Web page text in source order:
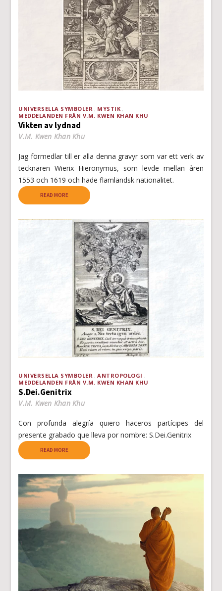
UNIVERSELLA SYMBOLER
MYSTIK
MEDDELANDEN FRÅN V.M. KWEN KHAN KHU
Vikten av lydnad
V.M. Kwen Khan Khu
Jag förmedlar till er alla denna gravyr som var ett verk av
tecknaren Wierix Hieronymus, som levde mellan åren
1553 och 1619 och hade flamländsk nationalitet.
READ MORE
UNIVERSELLA SYMBOLER
ANTROPOLOGI
MEDDELANDEN FRÅN V.M. KWEN KHAN KHU
S.Dei.Genitrix
V.M. Kwen Khan Khu
Con profunda alegría quiero haceros partícipes del
presente grabado que lleva por nombre: S.Dei.Genitrix
READ MORE